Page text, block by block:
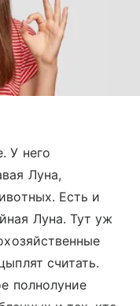
У него
Луна,
Есть и
Луна. Тут уж
считать.
полнолуние